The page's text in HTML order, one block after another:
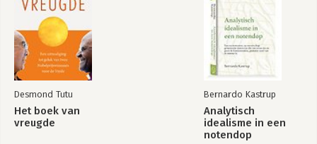
Desmond Tutu
Het boek van
vreugde
Bernardo Kastrup
Analytisch
idealisme in een
notendop